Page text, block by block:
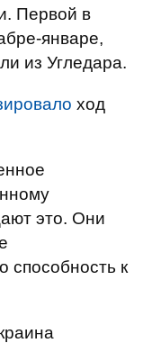
Первой в
январе,
из Угледара.
ход
это. Они
способность к